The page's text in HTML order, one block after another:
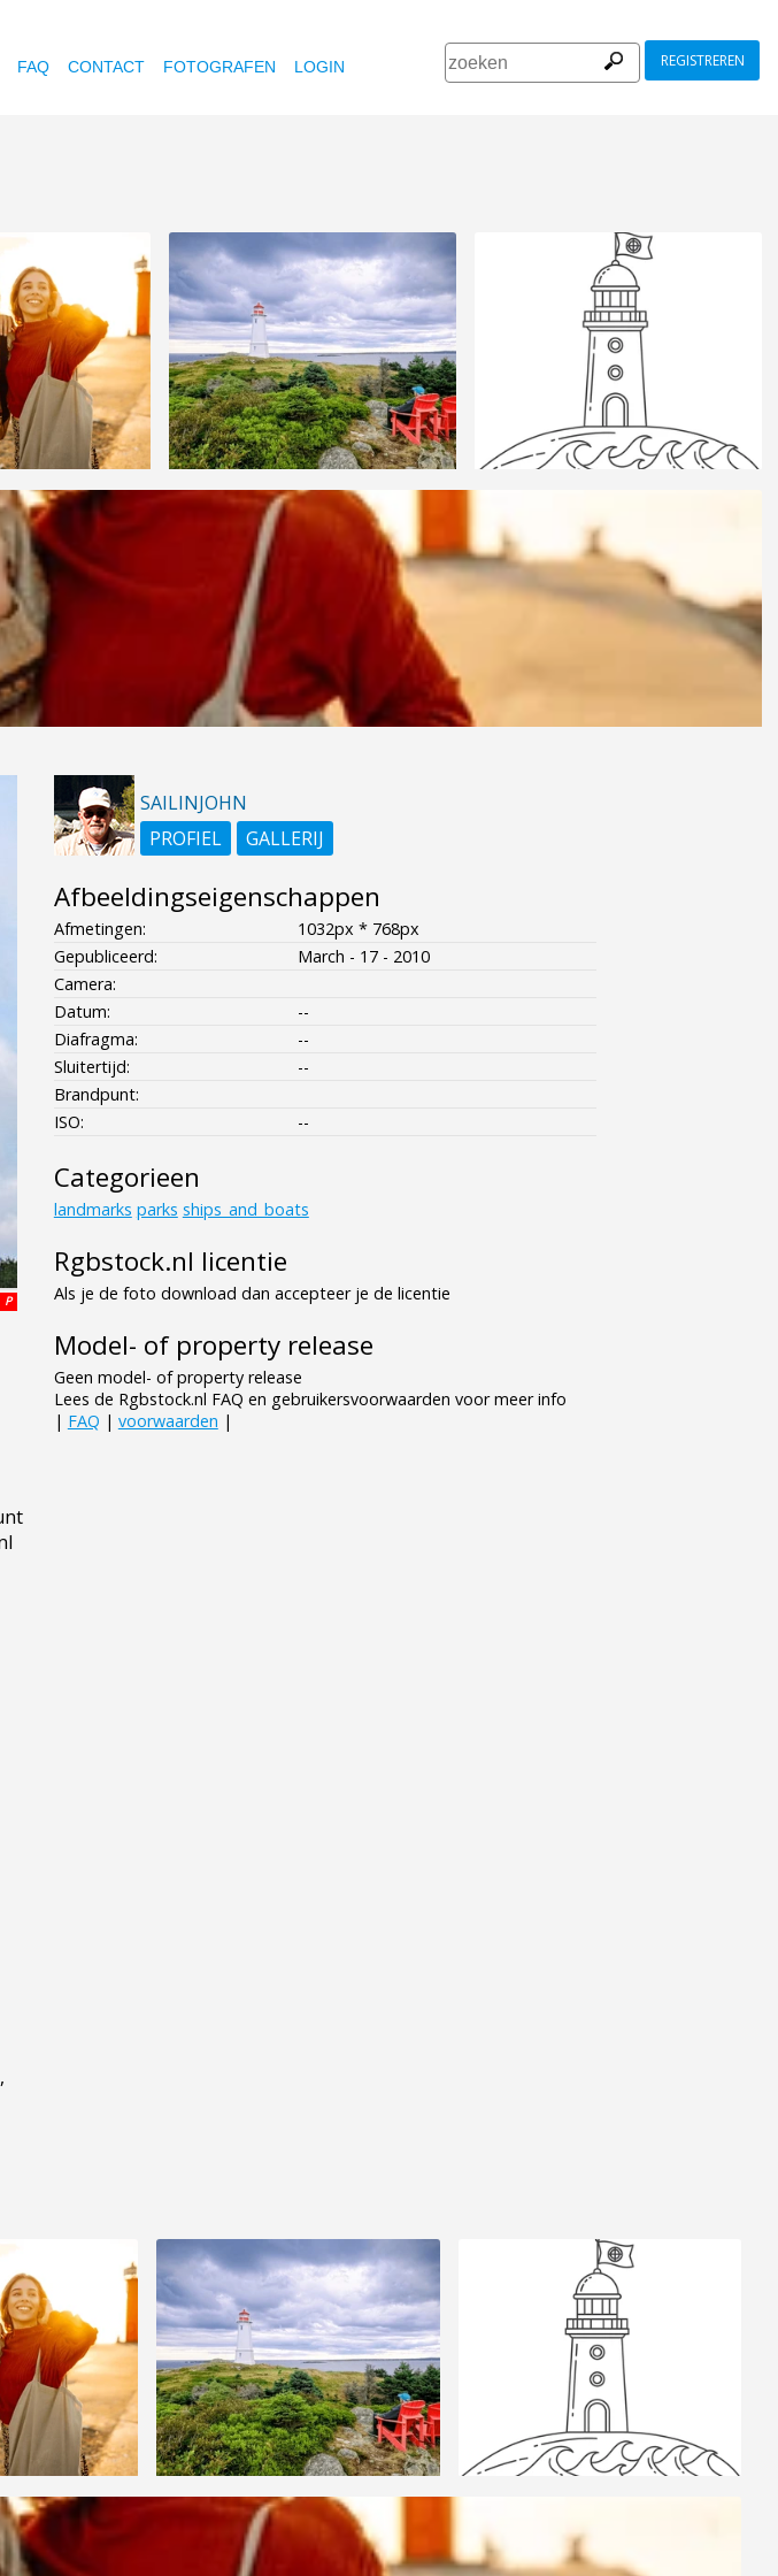
FAQ CONTACT FOTOGRAFEN LOGIN REGISTREREN
P
,
SAILINJOHN
PROFIEL
GALLERIJ
Afbeeldingseigenschappen
Afmetingen:
1032px * 768px
Gepubliceerd:
March - 17 - 2010
Camera:
Datum:
--
Diafragma:
--
Sluitertijd:
--
Brandpunt:
ISO:
--
Categorieen
landmarks parks ships_and_boats
Rgbstock.nl licentie
Als je de foto download dan accepteer je de licentie
Model- of property release
Geen model- of property release
Lees de Rgbstock.nl FAQ en gebruikersvoorwaarden voor meer info
| FAQ | voorwaarden |